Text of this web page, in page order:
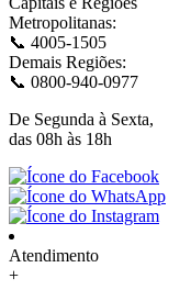
Metropolitanas:
📞 4005-1505
Demais Regiões:
📞 0800-940-0977
De Segunda à Sexta,
das 08h às 18h
Atendimento
+